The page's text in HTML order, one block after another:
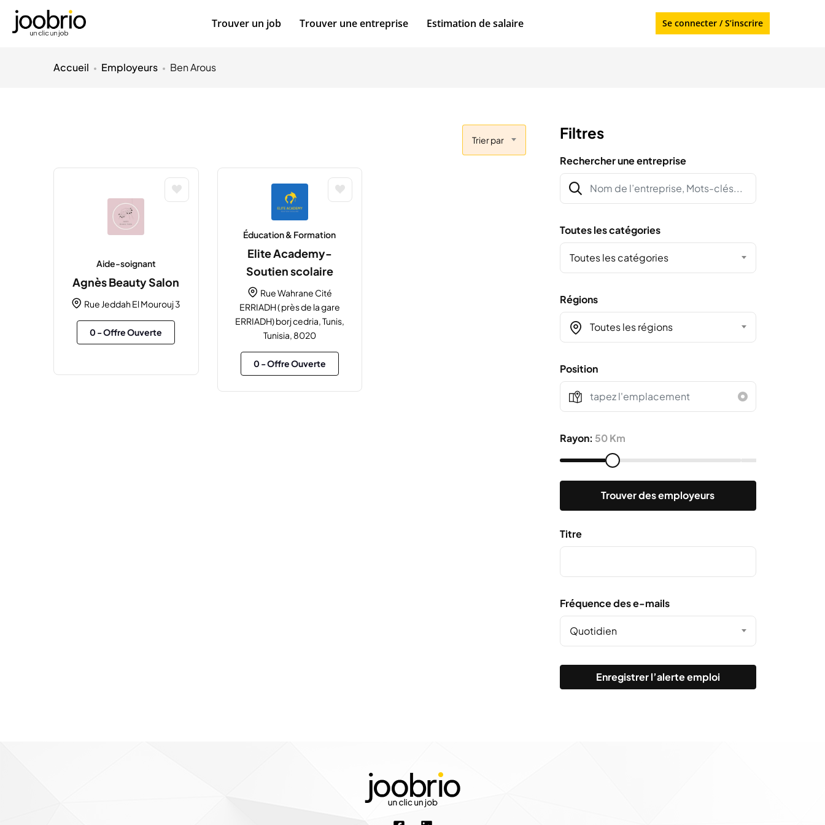
Trouver un job Trouver une entreprise Estimation de salaire Se connecter / S’inscrire
Accueil Employeurs Ben Arous
Trier par
Aide-soignant
Agnès Beauty Salon
Rue Jeddah El Mourouj 3
0- Offre Ouverte
Éducation & Formation
Elite Academy-
Soutien scolaire
Rue Wahrane Cité
ERRIADH ( près de la gare
ERRIADH) borj cedria, Tunis,
Tunisia, 8020
0- Offre Ouverte
Filtres
Rechercher une entreprise
Toutes les catégories
Toutes les catégories
Régions
Toutes les régions
Position
Rayon: 50 Km
Trouver des employeurs
Titre
Fréquence des e-mails
Quotidien
Enregistrer l’alerte emploi